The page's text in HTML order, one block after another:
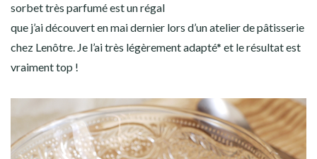
sorbet très parfumé est un régal
que j’ai découvert en mai dernier lors d’un atelier de pâtisserie
chez Lenôtre. Je l’ai très légèrement adapté* et le résultat est
vraiment top !